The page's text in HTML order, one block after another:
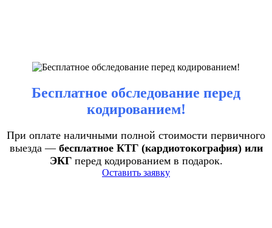
Бесплатное обследование перед
кодированием!
При оплате наличными полной стоимости первичного
выезда — бесплатное КТГ (кардиотокография) или
ЭКГперед кодированием в подарок.
Оставить заявку